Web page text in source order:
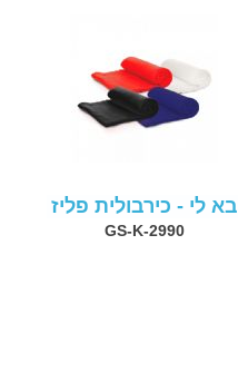
בא לי - כירבולית פליז
GS-K-2990